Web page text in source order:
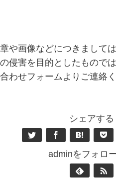
や画像などにつきまして
侵害を目的としたもので
わせフォームよりご連絡
シェアする
adminをフォロ